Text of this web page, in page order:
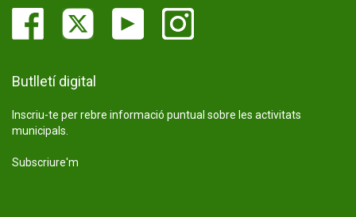
Butlletí digital
Inscriu-te per rebre informació puntual sobre les activitats
municipals.
Subscriure'm